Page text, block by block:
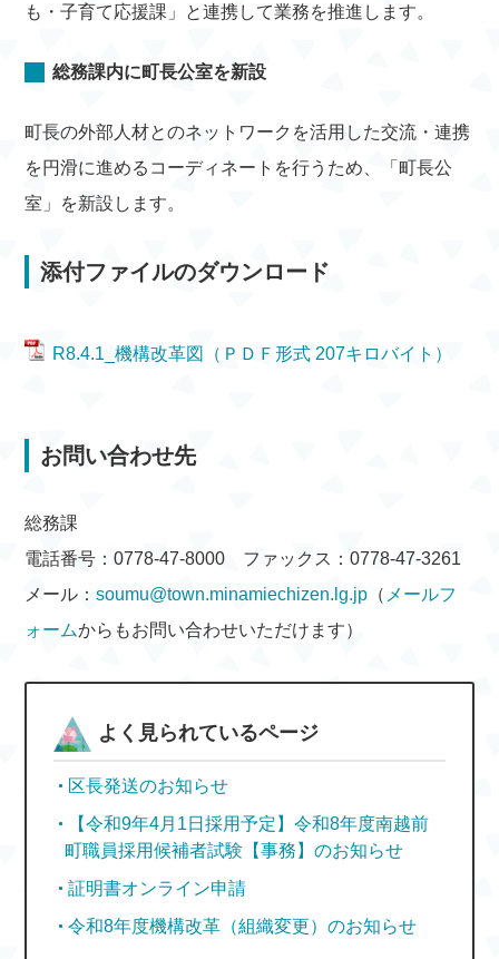
も・子育て応援課」と連携して業務を推進します。
総務課内に町長公室を新設
町長の外部人材とのネットワークを活用した交流・連携
を円滑に進めるコーディネートを行うため、「町長公
室」を新設します。
添付ファイルのダウンロード
R8.4.1_機構改革図（ＰＤＦ形式 207キロバイト）
お問い合わせ先
総務課
電話番号：0778-47-8000 ファックス：0778-47-3261
メール：soumu@town.minamiechizen.lg.jp （ メールフ
ォームからもお問い合わせいただけます）
よく見られているページ
区長発送のお知らせ
【令和9年4月1日採用予定】令和8年度南越前
町職員採用候補者試験【事務】のお知らせ
証明書オンライン申請
令和8年度機構改革（組織変更）のお知らせ